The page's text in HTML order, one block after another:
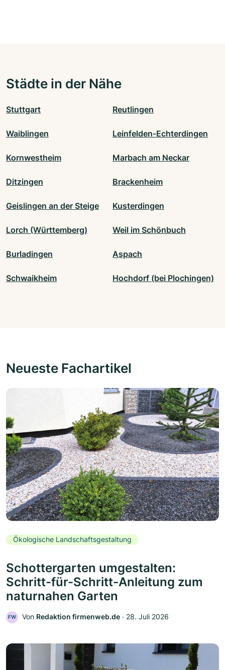
Städte in der Nähe
Stuttgart Reutlingen
Waiblingen Leinfelden-Echterdingen
Kornwestheim Marbach am Neckar
Ditzingen Brackenheim
Geislingen an der Steige Kusterdingen
Lorch (Württemberg) Weil im Schönbuch
Burladingen Aspach
Schwaikheim Hochdorf (bei Plochingen)
Neueste Fachartikel
Ökologische Landschaftsgestaltung
Schottergarten umgestalten:
Schritt-für-Schritt-Anleitung zum
naturnahen Garten
FW Von Redaktion firmenweb.de ‧ 28. Juli 2026